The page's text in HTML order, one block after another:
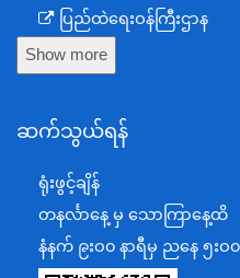
ပြည်ထဲရေးဝန်ကြီးဌာန
ကာကွယ်ရေးဝန်ကြီးဌာန
စီမံကိန်း၊ဘဏ္ဍာရေးနှင့်စက်မှု
အပြည်ပြည်ဆိုင်ရာပူးပေါင်
ပြန်ကြားရေးဝန်ကြီးဌာန
Show more
ဆက်သွယ်ရန်
ရုံးဖွင့်ချိန်
တနင်္လာနေ့ မှ သောကြာနေ့ထိ
နံနက် ၉းဝ၀ နာရီမှ ညနေ ၅းဝ